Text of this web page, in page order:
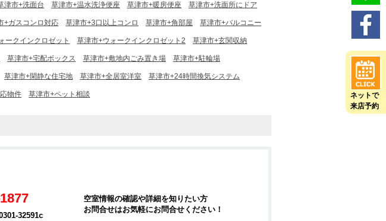
ネットで
来店予約
津市+洗面台 草津市+温水洗浄便座 草津市+暖房便座 草津市+洗面所にドア
+ガスコンロ対応 草津市+3口以上コンロ 草津市+角部屋 草津市+バルコニー
ークインクロゼット 草津市+ウォークインクロゼット2 草津市+玄関収納
草津市+宅配ボックス 草津市+敷地内ごみ置き場 草津市+駐輪場
草津市+閑静な住宅地 草津市+全居室洋室 草津市+24時間換気システム
物件 草津市+ペット相談
32591c
空室情報の確認や詳細を知りたい方
お問合せはお気軽にお問合せください！